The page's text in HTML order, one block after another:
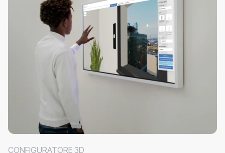
CONFIGURATORE 3D